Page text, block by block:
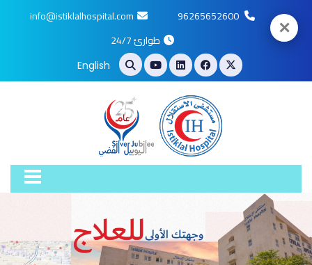
96265652600
info@istiklalhospital.com
طوارئ 24/7
English
✕